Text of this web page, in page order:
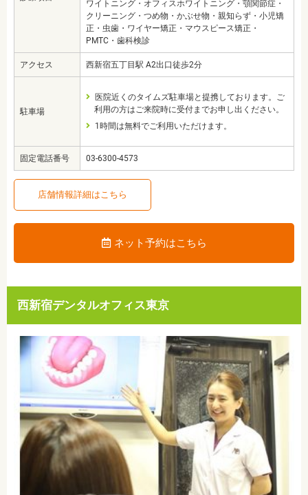
ワイトニング・オフィスホワイトニング・顎関節症・
クリーニング・つめ物・かぶせ物・親知らず・小児矯
正・虫歯・ワイヤー矯正・マウスピース矯正・
PMTC・歯科検診
アクセス 西新宿五丁目駅 A2出口徒歩2分
駐車場
医院近くのタイムズ駐車場と提携しております。ご
利用の方はご来院時に受付までお申し出ください。
1時間は無料でご利用いただけます。
固定電話番号 03-6300-4573
店舗情報詳細はこちら
ネット予約はこちら
西新宿デンタルオフィス東京